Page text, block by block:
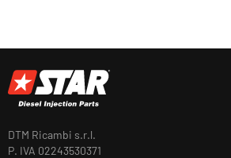
DTM Ricambi s.r.l.
P. IVA 02243530371